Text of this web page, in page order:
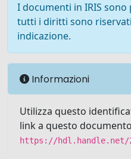
I documenti in IRIS
tutti i diritti sono
indicazione.
Informazioni
Utilizza questo
link a questo
https://hdl.handle.net/